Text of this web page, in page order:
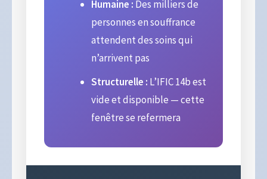
Humaine : Des milliers de
personnes en souffrance
attendent des soins qui
n’arrivent pas
Structurelle : L’IFIC 14b est
vide et disponible — cette
fenêtre se refermera